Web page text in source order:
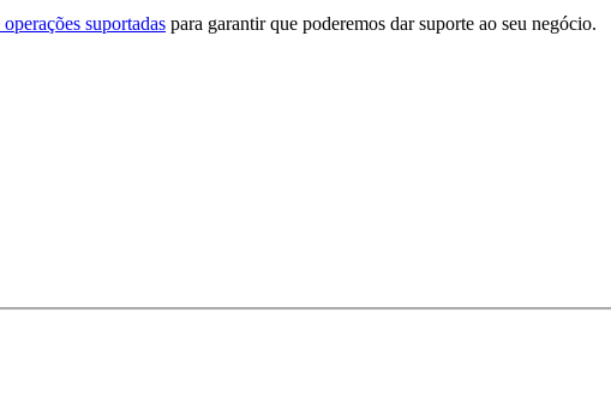
suportadas para garantir que poderemos dar suporte ao seu negócio.